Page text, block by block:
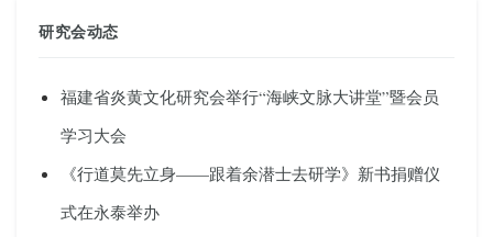
研究会动态
福建省炎黄文化研究会举行“海峡文脉大讲堂”暨会员
学习大会
《行道莫先立身——跟着余潜士去研学》新书捐赠仪
式在永泰举办